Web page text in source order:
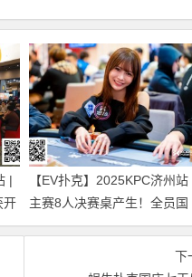
|
开
名
【EV扑克】2025KPC济州站
主赛8人决赛桌产生！全员国
人同台竞技争头名！Rene
van Krevelen二度加冕超豪短
牌赛冠军！
下